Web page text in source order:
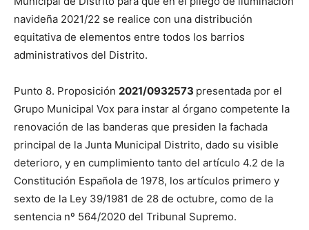
navideña 2021/22 se realice con una distribución
equitativa de elementos entre todos los barrios
administrativos del Distrito.
Punto 8. Proposición 2021/0932573 presentada por el
Grupo Municipal Vox para instar al órgano competente la
renovación de las banderas que presiden la fachada
principal de la Junta Municipal Distrito, dado su visible
deterioro, y en cumplimiento tanto del artículo 4.2 de la
Constitución Española de 1978, los artículos primero y
sexto de la Ley 39/1981 de 28 de octubre, como de la
sentencia nº 564/2020 del Tribunal Supremo.